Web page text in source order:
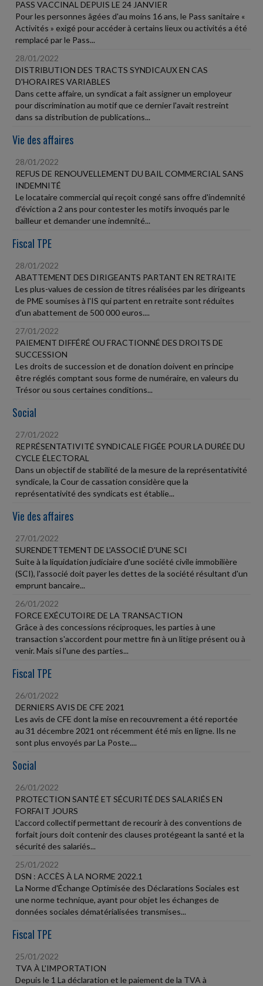
PASS VACCINAL DEPUIS LE 24 JANVIER
Pour les personnes âgées d'au moins 16 ans, le Pass sanitaire «
Activités » exigé pour accéder à certains lieux ou activités a été
remplacé par le Pass...
28/01/2022
DISTRIBUTION DES TRACTS SYNDICAUX EN CAS
D'HORAIRES VARIABLES
Dans cette affaire, un syndicat a fait assigner un employeur
pour discrimination au motif que ce dernier l'avait restreint
dans sa distribution de publications...
Vie des affaires
28/01/2022
REFUS DE RENOUVELLEMENT DU BAIL COMMERCIAL SANS
INDEMNITÉ
Le locataire commercial qui reçoit congé sans offre d'indemnité
d'éviction a 2 ans pour contester les motifs invoqués par le
bailleur et demander une indemnité...
Fiscal TPE
28/01/2022
ABATTEMENT DES DIRIGEANTS PARTANT EN RETRAITE
Les plus-values de cession de titres réalisées par les dirigeants
de PME soumises à l'IS qui partent en retraite sont réduites
d'un abattement de 500 000 euros....
27/01/2022
PAIEMENT DIFFÉRÉ OU FRACTIONNÉ DES DROITS DE
SUCCESSION
Les droits de succession et de donation doivent en principe
être réglés comptant sous forme de numéraire, en valeurs du
Trésor ou sous certaines conditions...
Social
27/01/2022
REPRÉSENTATIVITÉ SYNDICALE FIGÉE POUR LA DURÉE DU
CYCLE ÉLECTORAL
Dans un objectif de stabilité de la mesure de la représentativité
syndicale, la Cour de cassation considère que la
représentativité des syndicats est établie...
Vie des affaires
27/01/2022
SURENDETTEMENT DE L'ASSOCIÉ D'UNE SCI
Suite à la liquidation judiciaire d'une société civile immobilière
(SCI), l'associé doit payer les dettes de la société résultant d'un
emprunt bancaire...
26/01/2022
FORCE EXÉCUTOIRE DE LA TRANSACTION
Grâce à des concessions réciproques, les parties à une
transaction s'accordent pour mettre fin à un litige présent ou à
venir. Mais si l'une des parties...
Fiscal TPE
26/01/2022
DERNIERS AVIS DE CFE 2021
Les avis de CFE dont la mise en recouvrement a été reportée
au 31 décembre 2021 ont récemment été mis en ligne. Ils ne
sont plus envoyés par La Poste....
Social
26/01/2022
PROTECTION SANTÉ ET SÉCURITÉ DES SALARIÉS EN
FORFAIT JOURS
L'accord collectif permettant de recourir à des conventions de
forfait jours doit contenir des clauses protégeant la santé et la
sécurité des salariés...
25/01/2022
DSN : ACCÈS À LA NORME 2022.1
La Norme d'Échange Optimisée des Déclarations Sociales est
une norme technique, ayant pour objet les échanges de
données sociales dématérialisées transmises...
Fiscal TPE
25/01/2022
TVA À L'IMPORTATION
Depuis le 1 La déclaration et le paiement de la TVA à